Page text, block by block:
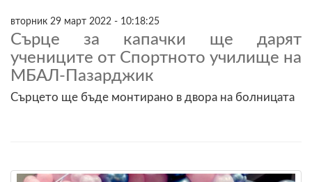
вторник 29 март 2022 - 10:18:25
Сърце за капачки ще дарят
учениците от Спортното училище на
МБАЛ-Пазарджик
Сърцето ще бъде монтирано в двора на болницата